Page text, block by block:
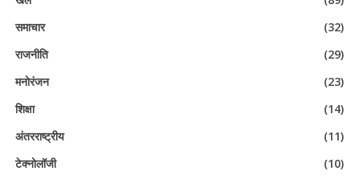
समाचार
(32)
राजनीति
(29)
मनोरंजन
(23)
शिक्षा
(14)
अंतरराष्ट्रीय
(11)
टेक्नोलॉजी
(10)